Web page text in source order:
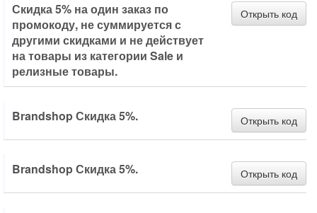
Скидка 5% на один заказ по
промокоду, не суммируется с
другими скидками и не действует
на товары из категории Sale и
релизные товары.
Открыть код
Brandshop Скидка 5%. Открыть код
Brandshop Скидка 5%. Открыть код